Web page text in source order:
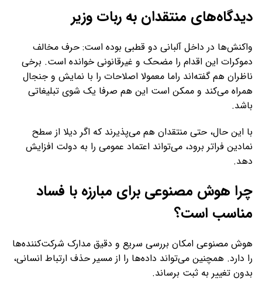
دیدگاه‌های منتقدان به ربات وزیر
واکنش‌ها در داخل آلبانی دو قطبی بوده است: حرف مخالف
دموکرات این اقدام را مضحک و غیرقانونی خوانده است. برخی
ناظران هم گفته‌اند راما معمولا اصلاحات را با نمایش و جنجال
همراه می‌کند و ممکن است این هم صرفا یک شوی تبلیغاتی
باشد.
با این حال، حتی منتقدان هم می‌پذیرند که اگر دیلا از سطح
نمادین فراتر برود، می‌تواند اعتماد عمومی را به دولت افزایش
دهد.
چرا هوش مصنوعی برای مبارزه با فساد
مناسب است؟
هوش مصنوعی امکان بررسی سریع و دقیق مدارک شرکت‌کننده‌ها
را دارد. همچنین می‌تواند داده‌ها را از مسیر حذف ارتباط انسانی،
بدون تغییر به ثبت برساند.